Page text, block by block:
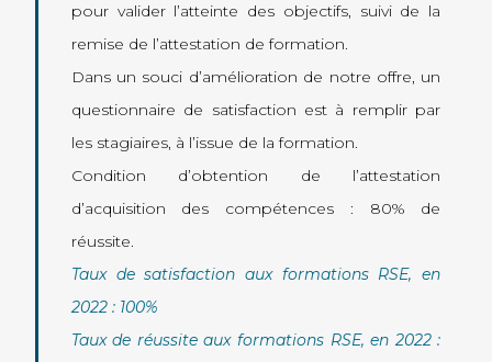
pour valider l’atteinte des objectifs, suivi de la
remise de l’attestation de formation.
Dans un souci d’amélioration de notre offre, un
questionnaire de satisfaction est à remplir par
les stagiaires, à l’issue de la formation.
Condition d’obtention de l’attestation
d’acquisition des compétences : 80% de
réussite.
Taux de satisfaction aux formations RSE, en
2022 : 100%
Taux de réussite aux formations RSE, en 2022 :